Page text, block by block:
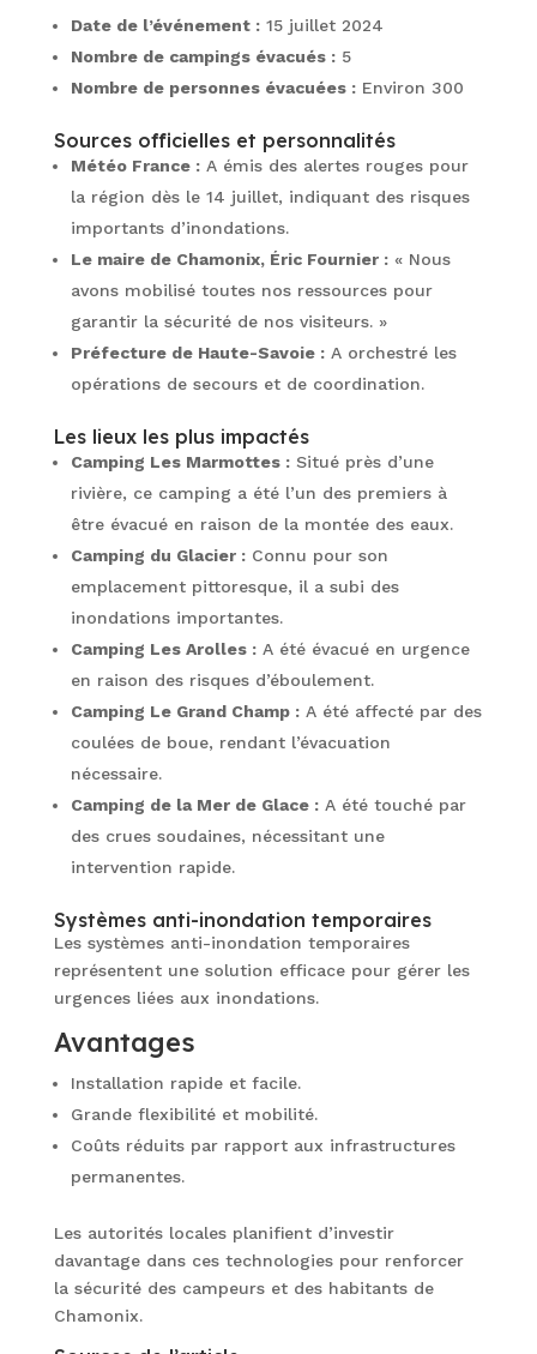
Date de l’événement :15 juillet 2024
Nombre de campings évacués :5
Nombre de personnes évacuées :Environ 300
Sources officielles et personnalités
Météo France :A émis des alertes rouges pour
la région dès le 14 juillet, indiquant des risques
importants d’inondations.
Le maire de Chamonix, Éric Fournier :« Nous
avons mobilisé toutes nos ressources pour
garantir la sécurité de nos visiteurs. »
Préfecture de Haute-Savoie :A orchestré les
opérations de secours et de coordination.
Les lieux les plus impactés
Camping Les Marmottes :Situé près d’une
rivière, ce camping a été l’un des premiers à
être évacué en raison de la montée des eaux.
Camping du Glacier :Connu pour son
emplacement pittoresque, il a subi des
inondations importantes.
Camping Les Arolles :A été évacué en urgence
en raison des risques d’éboulement.
Camping Le Grand Champ :A été affecté par des
coulées de boue, rendant l’évacuation
nécessaire.
Camping de la Mer de Glace :A été touché par
des crues soudaines, nécessitant une
intervention rapide.
Systèmes anti-inondation temporaires
Les systèmes anti-inondation temporaires
représentent une solution efficace pour gérer les
urgences liées aux inondations.
Avantages
Installation rapide et facile.
Grande flexibilité et mobilité.
Coûts réduits par rapport aux infrastructures
permanentes.
Les autorités locales planifient d’investir
davantage dans ces technologies pour renforcer
la sécurité des campeurs et des habitants de
Chamonix.